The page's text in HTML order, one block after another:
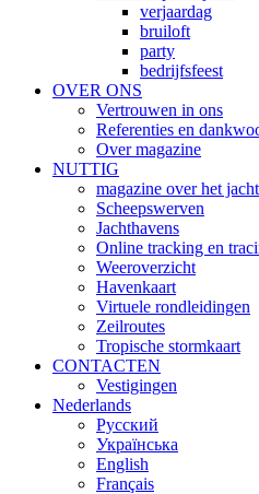
verjaardag
bruiloft
party
bedrijfsfeest
OVER ONS
Vertrouwen in ons
Referenties en
Over magazine
NUTTIG
magazine over het
Scheepswerven
Jachthavens
Online tracking en
Weeroverzicht
Havenkaart
Virtuele rondleidingen
Zeilroutes
Tropische stormkaart
CONTACTEN
Vestigingen
Nederlands
Русский
Українська
English
Français